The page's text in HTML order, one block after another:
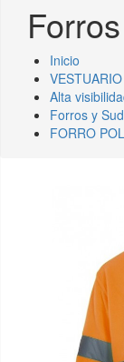
Inicio
VESTUARIO
Alta
Forros y
FORRO